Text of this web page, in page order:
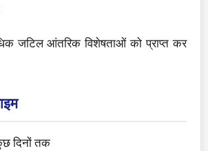
जटिल आंतरिक विशेषताओं को प्राप्त कर
दिनों तक